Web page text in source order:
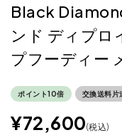
Black
ンド ディプロ
プフーディー
ポイント10倍 交換送料片
¥72,600 税込